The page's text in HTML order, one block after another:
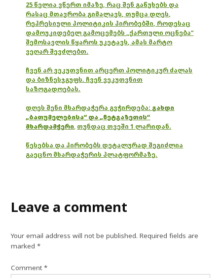
25 წელია ვწერთ იმაზე, რაც შენ გაწუხებს და
რასაც მთავრობა გიმალავს, თუმცა დღეს,
რეპრესიული პოლიტიკის პირობებში, როდესაც
დამოუკიდებელ გამოცემებს „ქართული ოცნება“
შემოსავლის წყაროს უკეტავს, ამას მარტო
ვეღარ შევძლებთ.
ჩვენ არ ვეკუთვნით არცერთ პოლიტიკურ ძალას
და ბიზნესჯგუფს. ჩვენ ვეკუთვნით
საზოგადოებას.
დღეს შენი მხარდაჭერა გვჭირდება: გახდი
„ბათუმელებისა“ და „ნეტგაზეთის“
მხარდამჭერი, თუნდაც თვეში 1 ლარიდან.
წესებსა და პირობებს დეტალურად შეგიძლია
გაეცნო მხარდაჭერის პლატფორმაზე.
Leave a comment
Your email address will not be published. Required fields are
marked*
Comment*